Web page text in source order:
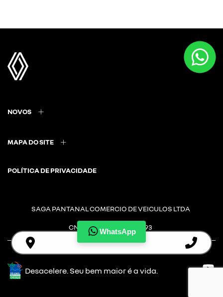
WhatsApp
NOVOS
MAPA DO SITE
POLÍTICA DE PRIVACIDADE
SAGA PANTANAL COMERCIO DE VEICULOS LTDA
CNPJ: 08.860.168/0006-93
Desacelere. Seu bem maior é a vida.